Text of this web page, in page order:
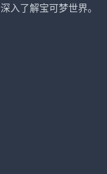
入了解宝可梦世界。